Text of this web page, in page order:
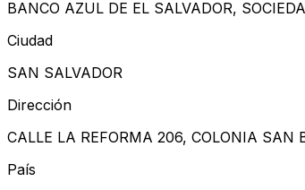
BANCO AZUL DE EL SALVADOR,
Ciudad
SAN SALVADOR
Dirección
CALLE LA REFORMA 206, COLONIA SAN
País